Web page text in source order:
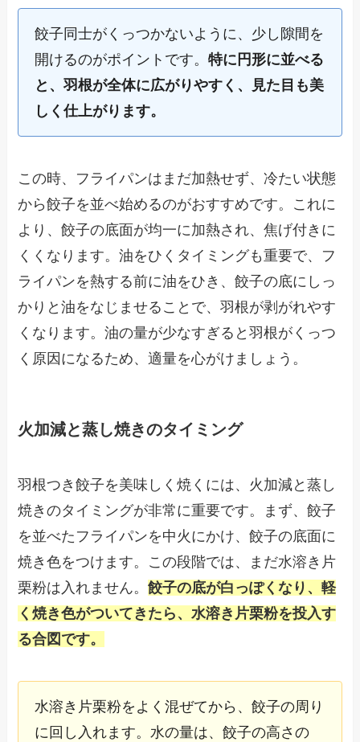
餃子同士がくっつかないように、少し隙間を
開けるのがポイントです。特に円形に並べる
と、羽根が全体に広がりやすく、見た目も美
しく仕上がります。
この時、フライパンはまだ加熱せず、冷たい状態
から餃子を並べ始めるのがおすすめです。これに
より、餃子の底面が均一に加熱され、焦げ付きに
くくなります。油をひくタイミングも重要で、フ
ライパンを熱する前に油をひき、餃子の底にしっ
かりと油をなじませることで、羽根が剥がれやす
くなります。油の量が少なすぎると羽根がくっつ
く原因になるため、適量を心がけましょう。
火加減と蒸し焼きのタイミング
羽根つき餃子を美味しく焼くには、火加減と蒸し
焼きのタイミングが非常に重要です。まず、餃子
を並べたフライパンを中火にかけ、餃子の底面に
焼き色をつけます。この段階では、まだ水溶き片
栗粉は入れません。餃子の底が白っぽくなり、軽
く焼き色がついてきたら、水溶き片栗粉を投入す
る合図です。
水溶き片栗粉をよく混ぜてから、餃子の周り
に回し入れます。水の量は、餃子の高さの